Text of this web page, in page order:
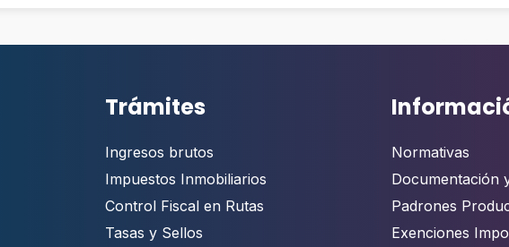
Trámites
Ingresos brutos
Impuestos Inmobiliarios
Control Fiscal en Rutas
Tasas y Sellos
Normativas
Documentación
Padrones
Exenciones